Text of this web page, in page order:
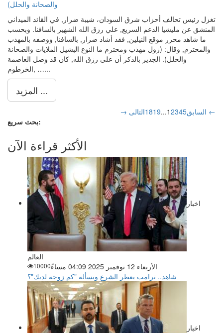
تغزل رئيس تحالف أحزاب شرق السودان، شيبة ضرار, في القائد الميداني
المنشق عن مليشيا الدعم السريع, علي رزق الله الشهير بالسافنا. وبحسب
ما شاهد محرر موقع النيلين, فقد أشاد ضرار, بالسافنا, ووصفه بالمهذب
والمحترم, وقال: (زول مهذب ومحترم ما النوع البشيل الملايات والصحانة
والحلل). الجدير بالذكر أن علي رزق الله, كان قد وصل العاصمة
الخرطوم, …...
المزيد ...
→ السابق 12345
...
1819
التالى ←
بحث سريع:
الأكثر قراءة الآن
اخبار
العالم
الأربعاء 12 نوفمبر 2025 04:09 مساءً
10000
شاهد.. ترامب يعطر الشرع ويسأله "كم زوجة لديك"؟
اخبار